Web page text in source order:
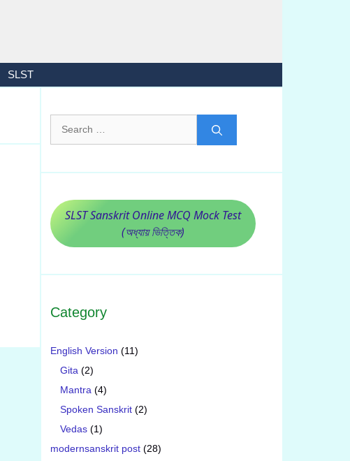
SLST
for:
SLST Sanskrit Online MCQ Mock Test
(অধ্যায় ভিত্তিক)
Category
English Version (11)
Gita (2)
Mantra (4)
Spoken Sanskrit (2)
Vedas (1)
modernsanskrit post (28)